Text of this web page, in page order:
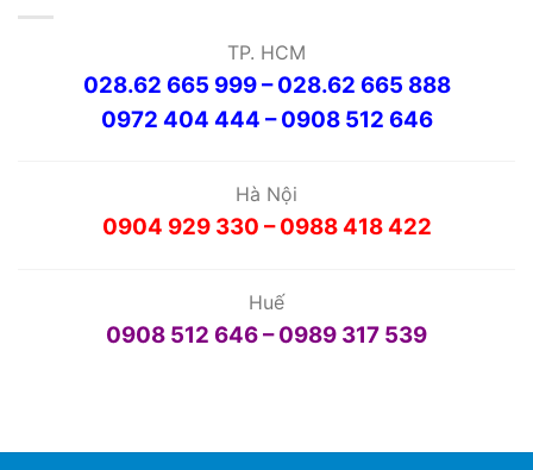
TP. HCM
028.62 665 999 – 028.62 665 888
0972 404 444 – 0908 512 646
Hà Nội
0904 929 330 – 0988 418 422
Huế
0908 512 646 – 0989 317 539